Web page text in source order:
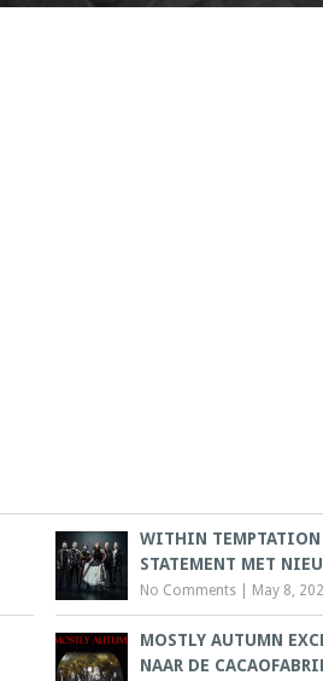
WITHIN TEMPTATION
STATEMENT MET
No Comments May 8,
MOSTLY AUTUMN
NAAR DE